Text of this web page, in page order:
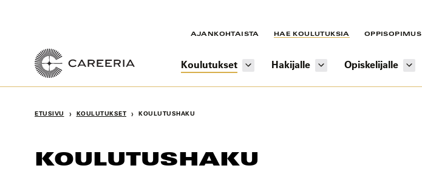
AJANKOHTAISTA HAE KOULUTUKSIA OPPISOPIMUS
Koulutukset Hakijalle Opiskelijalle
ETUSIVU › KOULUTUKSET › KOULUTUSHAKU
KOULUTUSHAKU